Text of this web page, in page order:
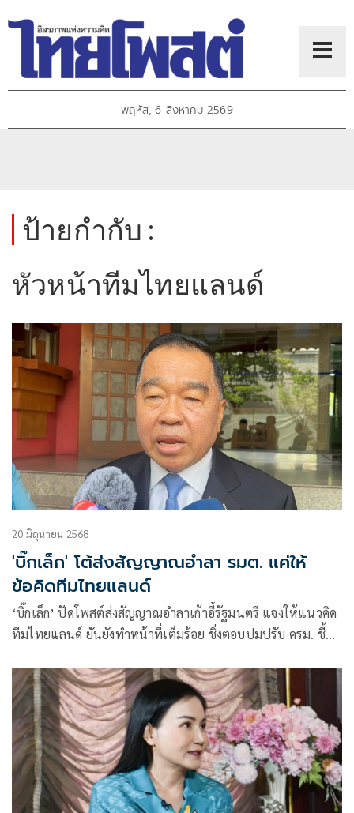
พฤหัส, 6 สิงหาคม 2569
ป้ายกำกับ :
หัวหน้าทีมไทยแลนด์
20 มิถุนายน 2568
'บิ๊กเล็ก' โต้ส่งสัญญาณอำลา รมต. แค่ให้
ข้อคิดทีมไทยแลนด์
‘บิ๊กเล็ก’ ปัดโพสต์ส่งสัญญาณอำลาเก้าอี้รัฐมนตรี แจงให้แนวคิด
ทีมไทยแลนด์ ยันยังทำหน้าที่เต็มร้อย ชิ่งตอบปมปรับ ครม. ชี้